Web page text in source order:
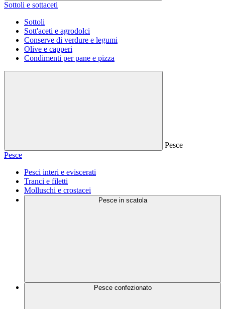
Sottoli e sottaceti
Sottoli
Sott'aceti e agrodolci
Conserve di verdure e legumi
Olive e capperi
Condimenti per pane e pizza
Pesce
Pesce
Pesci interi e eviscerati
Tranci e filetti
Molluschi e crostacei
Pesce in scatola
Pesce confezionato